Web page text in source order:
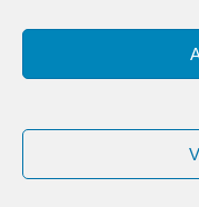
Conectia psicología